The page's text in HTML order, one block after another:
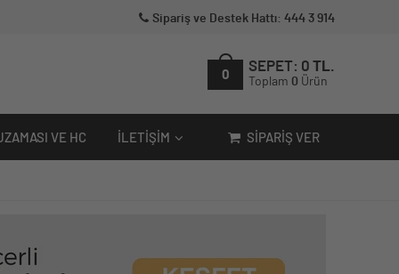
Sipariş ve Destek Hattı: 444 3 914
0
SEPET: 0 TL.
Toplam 0 Ürün
VE HC İLETIŞIM SIPARIŞ VER